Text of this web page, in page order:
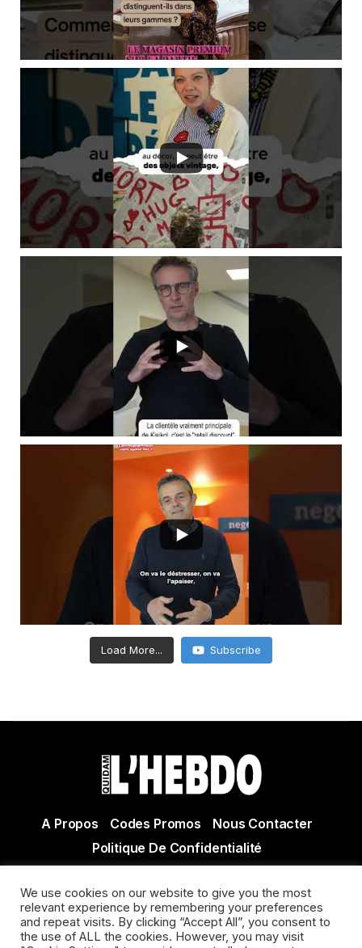
Load More... Subscribe
A Propos Codes Promos
Nous Contacter
Politique De Confidentialité
Actualité Agen - Actualité en lot et Garonne - Actualité
Villeneuve sur Lot
We use cookies on our website to give you the most
relevant experience by remembering your preferences
and repeat visits. By clicking “Accept All”, you consent to
the use of ALL the cookies. However, you may visit